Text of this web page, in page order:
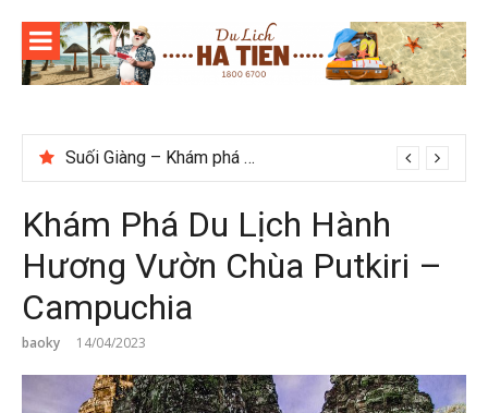
content
Checklist quán cà phê đẹp dịp 2/9 ở Đà Lạt nên ghé
Khám Phá Du Lịch Hành
Hương Vườn Chùa Putkiri –
Campuchia
baoky 14/04/2023